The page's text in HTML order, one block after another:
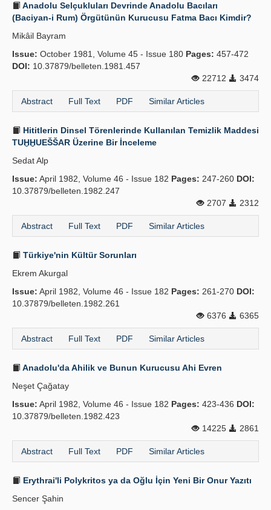
Anadolu Selçukluları Devrinde Anadolu Bacıları
(Baciyan-i Rum) Örgütünün Kurucusu Fatma Bacı Kimdir?
Mikâil Bayram
Issue: October 1981, Volume 45 - Issue 180 Pages: 457-472
DOI: 10.37879/belleten.1981.457
22712
3474
Abstract Full Text PDF Similar Articles
Hititlerin Dinsel Törenlerinde Kullanılan Temizlik Maddesi
TUḪḪUEŠŠAR Üzerine Bir İnceleme
Sedat Alp
Issue: April 1982, Volume 46 - Issue 182 Pages: 247-260 DOI:
10.37879/belleten.1982.247
2707
2312
Abstract Full Text PDF Similar Articles
Türkiye'nin Kültür Sorunları
Ekrem Akurgal
Issue: April 1982, Volume 46 - Issue 182 Pages: 261-270 DOI:
10.37879/belleten.1982.261
6376
6365
Abstract Full Text PDF Similar Articles
Anadolu'da Ahilik ve Bunun Kurucusu Ahi Evren
Neşet Çağatay
Issue: April 1982, Volume 46 - Issue 182 Pages: 423-436 DOI:
10.37879/belleten.1982.423
14225
2861
Abstract Full Text PDF Similar Articles
Erythrai'li Polykritos ya da Oğlu İçin Yeni Bir Onur Yazıtı
Sencer Şahin